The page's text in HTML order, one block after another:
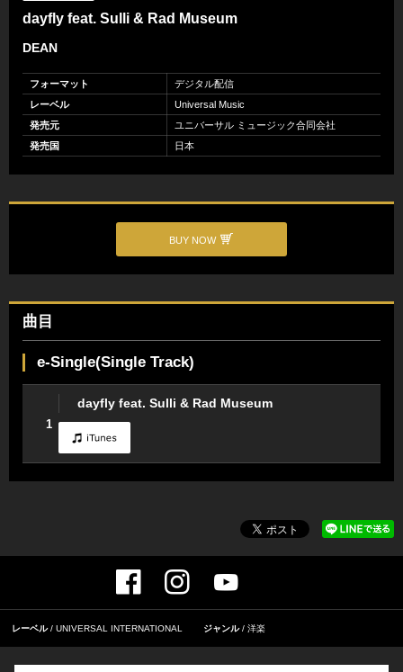
dayfly feat. Sulli & Rad Museum
DEAN
フォーマット
デジタル配信
レーベル
Universal Music
発売元
ユニバーサル ミュージック合同会社
発売国
日本
BUY NOW
曲目
e-Single(Single Track)
1
dayfly feat. Sulli & Rad Museum
レーベル UNIVERSAL INTERNATIONAL ジャンル 洋楽